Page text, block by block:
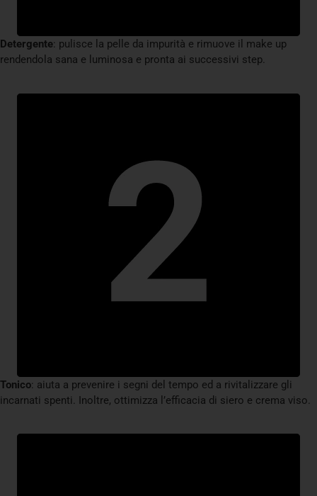
Detergente: pulisce la pelle da impurità e rimuove il make up
rendendola sana e luminosa e pronta ai successivi step.
Tonico: aiuta a prevenire i segni del tempo ed a rivitalizzare gli
incarnati spenti. Inoltre, ottimizza l’efficacia di siero e crema viso.